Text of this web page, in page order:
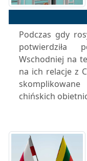
Podczas gdy
potwierdziła
Wschodniej na
na ich relacje z
chińskich